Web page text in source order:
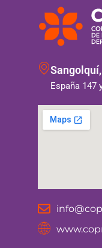
Sangolquí,
España 147